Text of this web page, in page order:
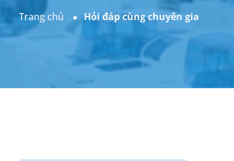
Trang chủ Hỏi đáp cùng chuyên gia